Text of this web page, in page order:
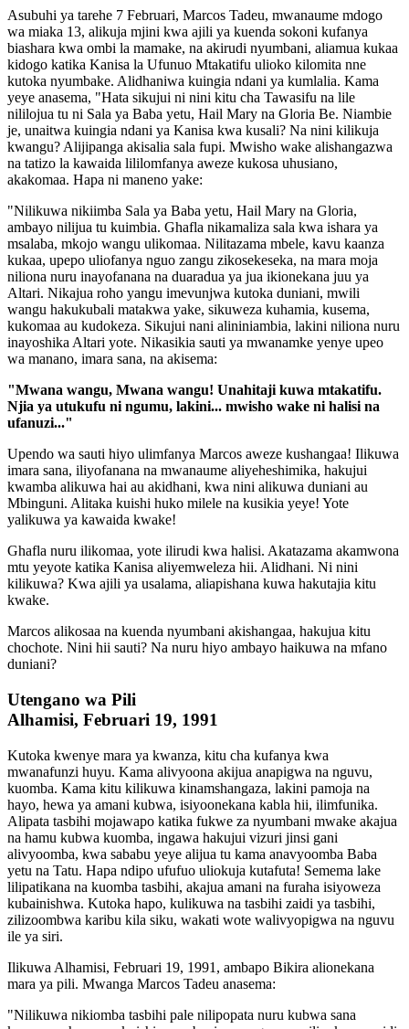
Asubuhi ya tarehe 7 Februari, Marcos Tadeu, mwanaume mdogo
wa miaka 13, alikuja mjini kwa ajili ya kuenda sokoni kufanya
biashara kwa ombi la mamake, na akirudi nyumbani, aliamua kukaa
kidogo katika Kanisa la Ufunuo Mtakatifu ulioko kilomita nne
kutoka nyumbake. Alidhaniwa kuingia ndani ya kumlalia. Kama
yeye anasema, "Hata sikujui ni nini kitu cha Tawasifu na lile
nililojua tu ni Sala ya Baba yetu, Hail Mary na Gloria Be. Niambie
je, unaitwa kuingia ndani ya Kanisa kwa kusali? Na nini kilikuja
kwangu? Alijipanga akisalia sala fupi. Mwisho wake alishangazwa
na tatizo la kawaida lililomfanya aweze kukosa uhusiano,
akakomaa. Hapa ni maneno yake:
"Nilikuwa nikiimba Sala ya Baba yetu, Hail Mary na Gloria,
ambayo nilijua tu kuimbia. Ghafla nikamaliza sala kwa ishara ya
msalaba, mkojo wangu ulikomaa. Nilitazama mbele, kavu kaanza
kukaa, upepo uliofanya nguo zangu zikosekeseka, na mara moja
niliona nuru inayofanana na duaradua ya jua ikionekana juu ya
Altari. Nikajua roho yangu imevunjwa kutoka duniani, mwili
wangu hakukubali matakwa yake, sikuweza kuhamia, kusema,
kukomaa au kudokeza. Sikujui nani alininiambia, lakini niliona nuru
inayoshika Altari yote. Nikasikia sauti ya mwanamke yenye upeo
wa manano, imara sana, na akisema:
"Mwana wangu, Mwana wangu! Unahitaji kuwa mtakatifu.
Njia ya utukufu ni ngumu, lakini... mwisho wake ni halisi na
ufanuzi..."
Upendo wa sauti hiyo ulimfanya Marcos aweze kushangaa! Ilikuwa
imara sana, iliyofanana na mwanaume aliyeheshimika, hakujui
kwamba alikuwa hai au akidhani, kwa nini alikuwa duniani au
Mbinguni. Alitaka kuishi huko milele na kusikia yeye! Yote
yalikuwa ya kawaida kwake!
Ghafla nuru ilikomaa, yote ilirudi kwa halisi. Akatazama akamwona
mtu yeyote katika Kanisa aliyemweleza hii. Alidhani. Ni nini
kilikuwa? Kwa ajili ya usalama, aliapishana kuwa hakutajia kitu
kwake.
Marcos alikosaa na kuenda nyumbani akishangaa, hakujua kitu
chochote. Nini hii sauti? Na nuru hiyo ambayo haikuwa na mfano
duniani?
Utengano wa Pili
Alhamisi, Februari 19, 1991
Kutoka kwenye mara ya kwanza, kitu cha kufanya kwa
mwanafunzi huyu. Kama alivyoona akijua anapigwa na nguvu,
kuomba. Kama kitu kilikuwa kinamshangaza, lakini pamoja na
hayo, hewa ya amani kubwa, isiyoonekana kabla hii, ilimfunika.
Alipata tasbihi mojawapo katika fukwe za nyumbani mwake akajua
na hamu kubwa kuomba, ingawa hakujui vizuri jinsi gani
alivyoomba, kwa sababu yeye alijua tu kama anavyoomba Baba
yetu na Tatu. Hapa ndipo ufufuo uliokuja kutafuta! Semema lake
lilipatikana na kuomba tasbihi, akajua amani na furaha isiyoweza
kubainishwa. Kutoka hapo, kulikuwa na tasbihi zaidi ya tasbihi,
zilizoombwa karibu kila siku, wakati wote walivyopigwa na nguvu
ile ya siri.
Ilikuwa Alhamisi, Februari 19, 1991, ambapo Bikira alionekana
mara ya pili. Mwanga Marcos Tadeu anasema:
"Nilikuwa nikiomba tasbihi pale nilipopata nuru kubwa sana